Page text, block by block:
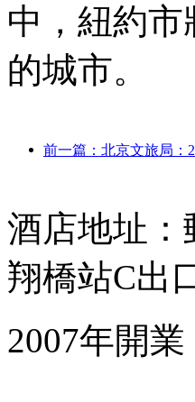
中，紐約市
的城市。
酒店地址：
翔橋站C出
2007年開